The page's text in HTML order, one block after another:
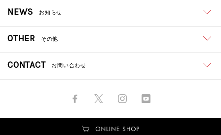
NEWS お知らせ
OTHER その他
CONTACT お問い合わせ